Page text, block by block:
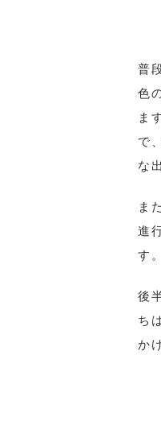
普
色
ま
で
な
ま
進
す。
後
ち
か